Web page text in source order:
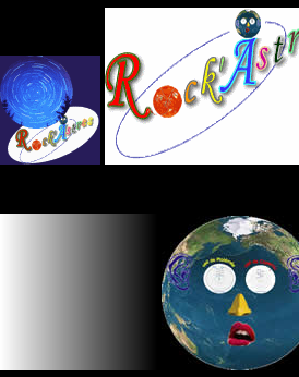
Panneau de gestion des cookies